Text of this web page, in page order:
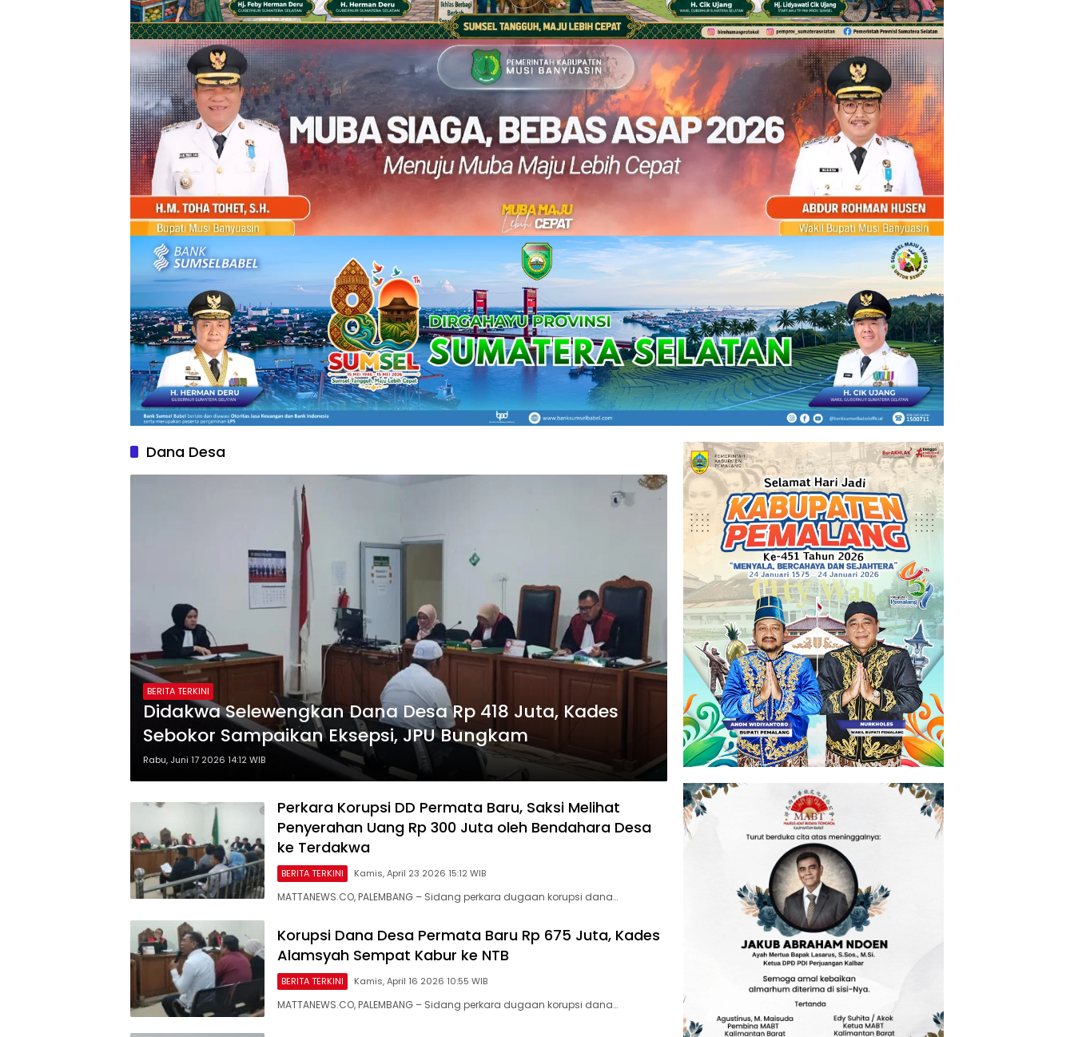
Dana Desa
BERITA TERKINI
Didakwa Selewengkan Dana Desa Rp 418 Juta, Kades
Sebokor Sampaikan Eksepsi, JPU Bungkam
Rabu, Juni 17 2026 14:12 WIB
Perkara Korupsi DD Permata Baru, Saksi Melihat
Penyerahan Uang Rp 300 Juta oleh Bendahara Desa
ke Terdakwa
BERITA TERKINI Kamis, April 23 2026 15:12 WIB
MATTANEWS.CO, PALEMBANG – Sidang perkara dugaan korupsi dana…
Korupsi Dana Desa Permata Baru Rp 675 Juta, Kades
Alamsyah Sempat Kabur ke NTB
BERITA TERKINI Kamis, April 16 2026 10:55 WIB
MATTANEWS.CO, PALEMBANG – Sidang perkara dugaan korupsi dana…